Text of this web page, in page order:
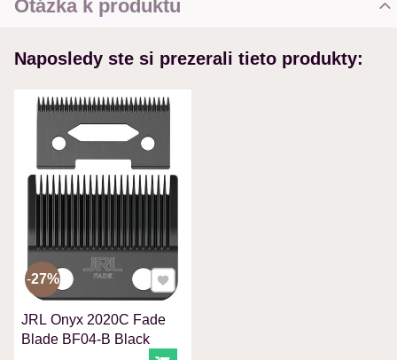
Otázka k produktu
MENO
VÁŠ E-MAIL
VAŠA OTÁZKA K PRODUKTU
Odoslať
Naposledy ste si prezerali tieto produkty:
JRL Onyx 2020C Fade
Blade BF04-B Black
27% Pridať k Obľúbeným